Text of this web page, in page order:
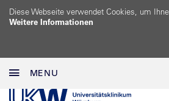
Diese Webseite verwendet Cookies, um
Weitere Informationen
MENU